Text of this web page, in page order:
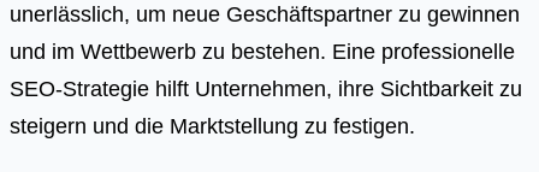
unerlässlich, um neue Geschäftspartner zu gewinnen
und im Wettbewerb zu bestehen. Eine professionelle
SEO-Strategie hilft Unternehmen, ihre Sichtbarkeit zu
steigern und die Marktstellung zu festigen.